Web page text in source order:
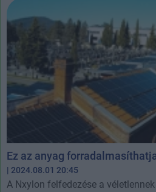
Ez az anyag
| 2024.08.01 20:45
A Nxylon felfedezése a